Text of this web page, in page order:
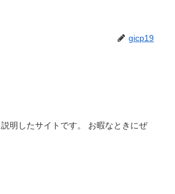
gicp19
明したサイトです。 お暇なときにぜ